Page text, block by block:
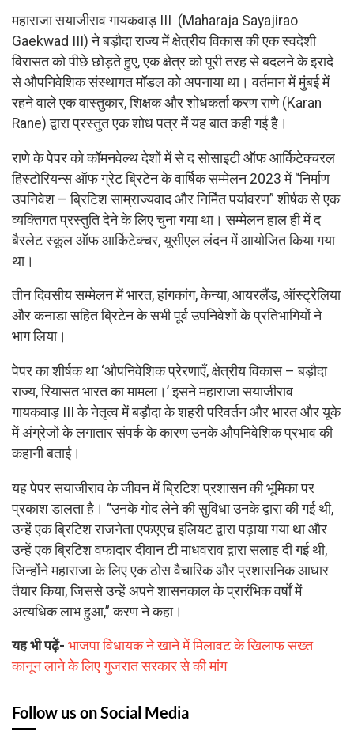
महाराजा सयाजीराव गायकवाड़ III (Maharaja Sayajirao
Gaekwad III) ने बड़ौदा राज्य में क्षेत्रीय विकास की एक स्वदेशी
विरासत को पीछे छोड़ते हुए, एक क्षेत्र को पूरी तरह से बदलने के इरादे
से औपनिवेशिक संस्थागत मॉडल को अपनाया था। वर्तमान में मुंबई में
रहने वाले एक वास्तुकार, शिक्षक और शोधकर्ता करण राणे (Karan
Rane) द्वारा प्रस्तुत एक शोध पत्र में यह बात कही गई है।
राणे के पेपर को कॉमनवेल्थ देशों में से द सोसाइटी ऑफ आर्किटेक्चरल
हिस्टोरियन्स ऑफ ग्रेट ब्रिटेन के वार्षिक सम्मेलन 2023 में “निर्माण
उपनिवेश – ब्रिटिश साम्राज्यवाद और निर्मित पर्यावरण” शीर्षक से एक
व्यक्तिगत प्रस्तुति देने के लिए चुना गया था। सम्मेलन हाल ही में द
बैरलेट स्कूल ऑफ आर्किटेक्चर, यूसीएल लंदन में आयोजित किया गया
था।
तीन दिवसीय सम्मेलन में भारत, हांगकांग, केन्या, आयरलैंड, ऑस्ट्रेलिया
और कनाडा सहित ब्रिटेन के सभी पूर्व उपनिवेशों के प्रतिभागियों ने
भाग लिया।
पेपर का शीर्षक था ‘औपनिवेशिक प्रेरणाएँ, क्षेत्रीय विकास – बड़ौदा
राज्य, रियासत भारत का मामला।’ इसने महाराजा सयाजीराव
गायकवाड़ III के नेतृत्व में बड़ौदा के शहरी परिवर्तन और भारत और यूके
में अंग्रेजों के लगातार संपर्क के कारण उनके औपनिवेशिक प्रभाव की
कहानी बताई।
यह पेपर सयाजीराव के जीवन में ब्रिटिश प्रशासन की भूमिका पर
प्रकाश डालता है। “उनके गोद लेने की सुविधा उनके द्वारा की गई थी,
उन्हें एक ब्रिटिश राजनेता एफएएच इलियट द्वारा पढ़ाया गया था और
उन्हें एक ब्रिटिश वफादार दीवान टी माधवराव द्वारा सलाह दी गई थी,
जिन्होंने महाराजा के लिए एक ठोस वैचारिक और प्रशासनिक आधार
तैयार किया, जिससे उन्हें अपने शासनकाल के प्रारंभिक वर्षों में
अत्यधिक लाभ हुआ,” करण ने कहा।
यह भी पढ़ें- भाजपा विधायक ने खाने में मिलावट के खिलाफ सख्त
कानून लाने के लिए गुजरात सरकार से की मांग
Follow us on Social Media